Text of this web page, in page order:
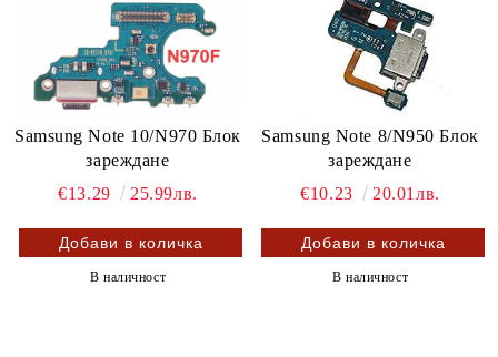
Samsung Note 10/N970 Блок
зареждане
€13.29
25.99лв.
В наличност
Samsung Note 8/N950 Блок
зареждане
€10.23
20.01лв.
В наличност